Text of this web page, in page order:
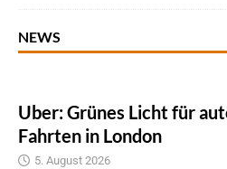
NEWS
Uber: Grünes Licht für
Fahrten in London
5. August 2026